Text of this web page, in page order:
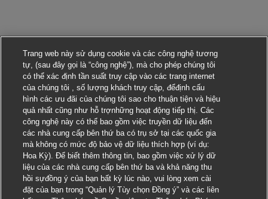
Trang web này sử dụng cookie và các công nghệ tương
tự, (sau đây gọi là “công nghệ”), mà cho phép chúng tôi
có thể xác định tần suất truy cập vào các trang internet
của chúng tôi , số lượng khách truy cập, đểđịnh cấu
hình các ưu đãi của chúng tôi sao cho thuận tiện và hiệu
quả nhất cũng như hỗ trợnhững hoạt động tiếp thị. Các
công nghệ này có thể bao gồm việc truyền dữ liệu đến
các nhà cung cấp bên thứ ba có trụ sở tại các quốc gia
mà không có mức độ bảo vệ dữ liệu thích hợp (ví dụ:
Hoa Kỳ). Để biết thêm thông tin, bao gồm việc xử lý dữ
liệu của các nhà cung cấp bên thứ ba và khả năng thu
hồi sựđồng ý của bạn bất kỳ lúc nào, vui lòng xem cài
đặt của bạn trong “Quản lý Tùy chọn Đồng ý” và các liên